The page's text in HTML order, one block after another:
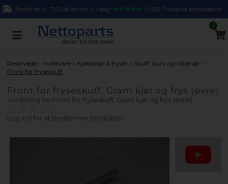
Bestill før kl. 17.00 så sender vi i dag* >2.000 Trustpilot anmeldelser
0
Reservedel - hvitevare » Kjøleskap & fryser » Skuff, kurv og tilbehør »
Front for fryseskuff
Front for fryseskuff, Gram kjøl og frys (øvre)
Vurdering for Front for fryseskuff, Gram kjøl og frys (øvre)
Log ind for at bedømme produktet